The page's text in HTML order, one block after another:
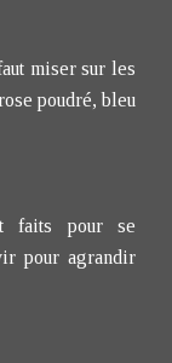
miser sur les
poudré, bleu
faits pour se
pour agrandir